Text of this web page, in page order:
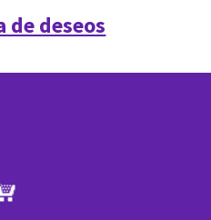
de deseos